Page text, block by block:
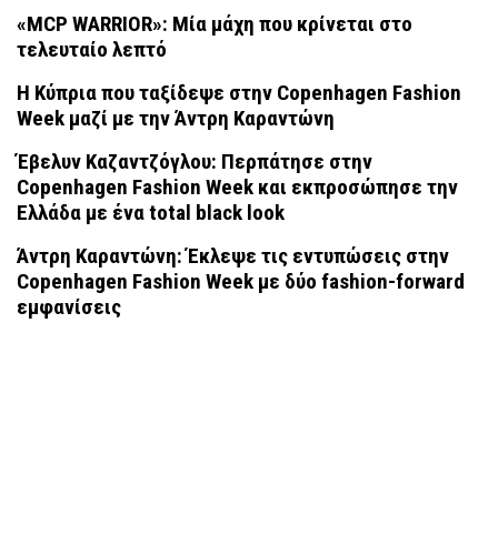
«MCP WARRIOR»: Μία μάχη που κρίνεται στο
τελευταίο λεπτό
Η Κύπρια που ταξίδεψε στην Copenhagen Fashion
Week μαζί με την Άντρη Καραντώνη
Έβελυν Καζαντζόγλου: Περπάτησε στην
Copenhagen Fashion Week και εκπροσώπησε την
Ελλάδα με ένα total black look
Άντρη Καραντώνη: Έκλεψε τις εντυπώσεις στην
Copenhagen Fashion Week με δύο fashion-forward
εμφανίσεις